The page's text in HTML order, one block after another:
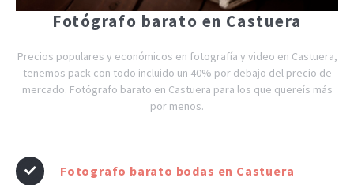
Fotógrafo barato en Castuera
Precios populares y económicos en fotografía y video en Castuera,
tenemos pack con todo incluido un 40% por debajo del precio de
mercado. Fotógrafo barato en Castuera para los que quereís más
por menos.
Fotografo barato bodas en Castuera